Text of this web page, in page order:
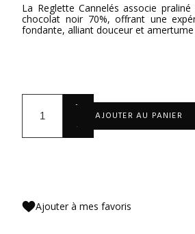
La Reglette Cannelés associe
chocolat noir 70%, offrant une
fondante, alliant douceur et
+
-
AJOUTER AU PANIER
Ajouter à mes favoris